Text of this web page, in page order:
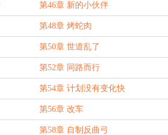
第46章 新的小伙伴
第48章 烤蛇肉
第50章 世道乱了
第52章 同路而行
第54章 计划没有变化快
第56章 改车
第58章 自制反曲弓